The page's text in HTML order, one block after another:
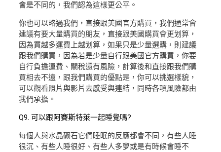
會是不同的，我們認為這樣更公平。
你也可以略過我們，直接跟美國官方購買，我們通常會
建議有要大量購買的朋友，直接跟美國購買會更划算，
因為買越多運費上越划算，如果只是少量選購，則建議
跟我們購買，因為若是少量自行跟美國官方購買，你要
自行負擔運費、關稅還有風險，計算後和直接跟我們購
買相去不遠，跟我們購買的優點是，你可以挑選樣貌，
可以觀看照片與影片去感受與連結，同時各項風險都由
我們承擔。
Q9. 可以跟阿賽斯特萊一起睡覺嗎?
每個人與水晶礦石它們睡眠的反應都會不同，有些人睡
很沉、有些人睡很好、有些人多夢或是有時候會睡不